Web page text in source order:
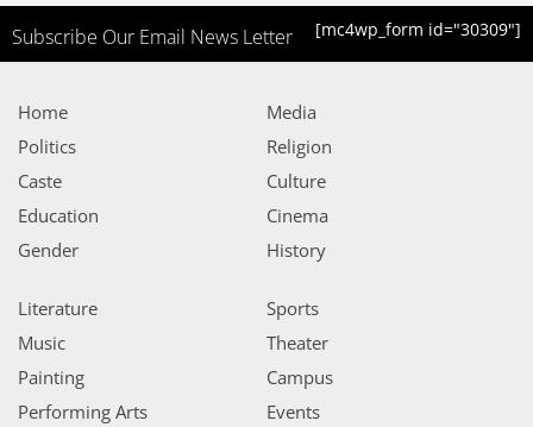
Subscribe Our Email News Letter [mc4wp_form id="30309"]
Home
Politics
Caste
Education
Gender
Media
Religion
Culture
Cinema
History
Literature
Music
Painting
Performing Arts
Sports
Theater
Campus
Events